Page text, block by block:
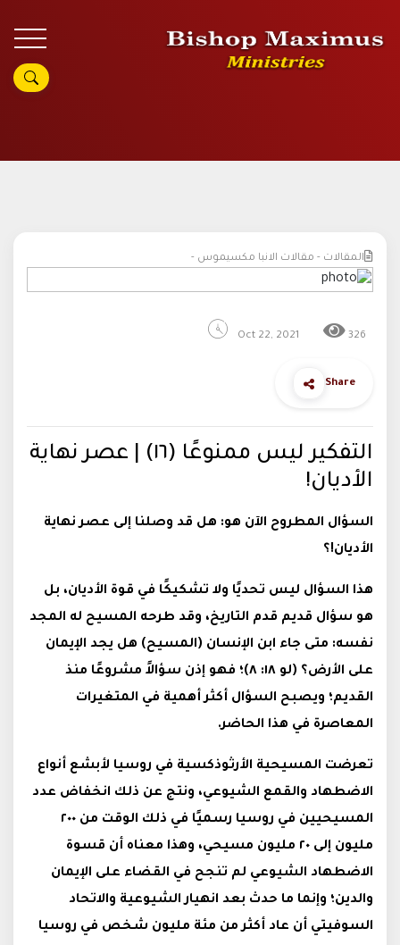
المقالات - مقالات الانبا مكسيموس -
Oct 22, 2021 326
Share
التفكير ليس ممنوعًا (١٦) | عصر نهاية
الأديان!
السؤال المطروح الآن هو: هل قد وصلنا إلى عصر نهاية
الأديان!؟
هذا السؤال ليس تحديًا ولا تشكيكًا في قوة الأديان، بل
هو سؤال قديم قدم التاريخ، وقد طرحه المسيح له المجد
نفسه: متى جاء ابن الإنسان (المسيح) هل يجد الإيمان
على الأرض؟ (لو ١٨: ٨)؛ فهو إذن سؤالاً مشروعًا منذ
القديم؛ ويصبح السؤال أكثر أهمية في المتغيرات
المعاصرة في هذا الحاضر.
تعرضت المسيحية الأرثوذكسية في روسيا لأبشع أنواع
الاضطهاد والقمع الشيوعي، ونتج عن ذلك انخفاض عدد
المسيحيين في روسيا رسميًا في ذلك الوقت من ٢٠٠
مليون إلى ٢٠ مليون مسيحي، وهذا معناه أن قسوة
الاضطهاد الشيوعي لم تنجح في القضاء على الإيمان
والدين؛ وإنما ما حدث بعد انهيار الشيوعية والاتحاد
السوفيتي أن عاد أكثر من مئة مليون شخص في روسيا